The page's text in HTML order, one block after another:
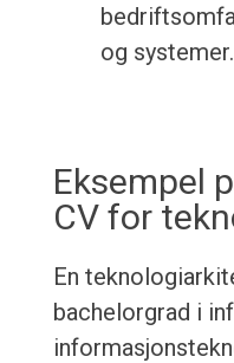
og systemer.
Eksempel
CV for
En
bachelorgrad i